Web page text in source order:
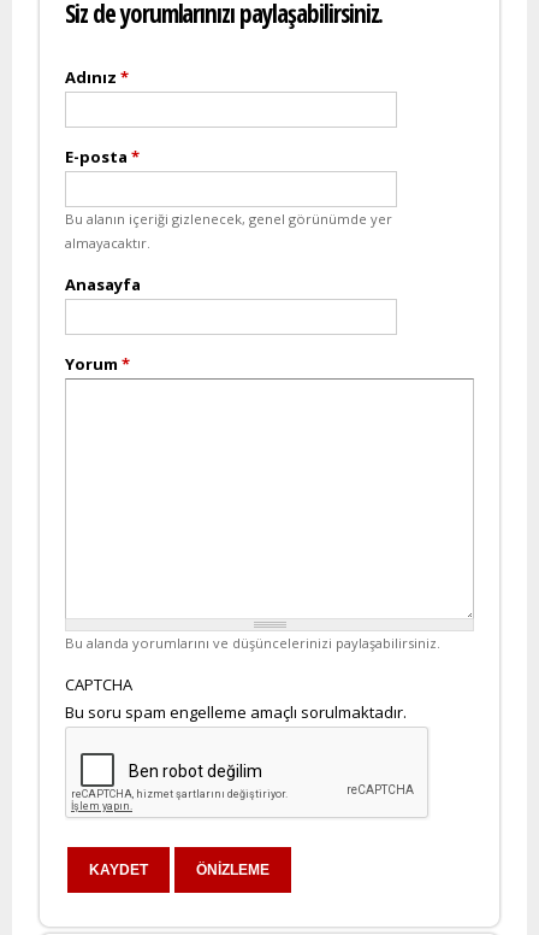
Siz de yorumlarınızı paylaşabilirsiniz.
Adınız *
E-posta *
Bu alanın içeriği gizlenecek, genel görünümde yer
almayacaktır.
Anasayfa
Yorum *
Bu alanda yorumlarını ve düşüncelerinizi paylaşabilirsiniz.
CAPTCHA
Bu soru spam engelleme amaçlı sorulmaktadır.